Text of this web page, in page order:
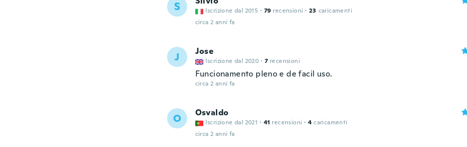
S Iscrizione dal 2015 · 79 recensioni · 23 caricamenti
circa 2 anni fa
J Jose
Iscrizione dal 2020 · 7 recensioni
Funcionamento pleno e de facil uso.
circa 2 anni fa
O Osvaldo
Iscrizione dal 2021 · 41 recensioni · 4 caricamenti
circa 2 anni fa